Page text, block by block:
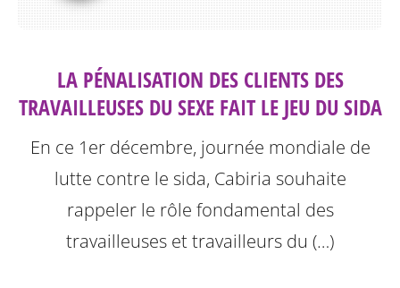
LA PÉNALISATION DES CLIENTS DES
TRAVAILLEUSES DU SEXE FAIT LE JEU DU SIDA
En ce 1er décembre, journée mondiale de
lutte contre le sida, Cabiria souhaite
rappeler le rôle fondamental des
travailleuses et travailleurs du (…)